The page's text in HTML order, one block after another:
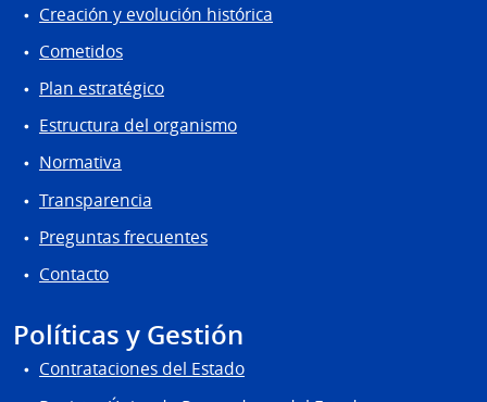
Creación y evolución histórica
Cometidos
Plan estratégico
Estructura del organismo
Normativa
Transparencia
Preguntas frecuentes
Contacto
Políticas y Gestión
Contrataciones del Estado